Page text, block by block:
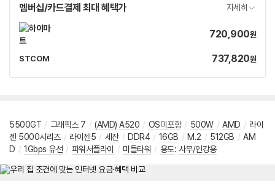
멤버십/카드결제 최대 혜택가 자세히
가
720,900원
STCOM네
가
737,820원
5500GT / 그래픽스 7 / (AMD) A520 / OS미포함 / 500W / AMD / 라이
젠 5000시리즈 / 라이젠5 / 세잔 / DDR4 / 16GB / M.2 / 512GB / AM
D / 1Gbps 유선 / 파워서플라이 / 미들타워 / 용도: 사무/인강용